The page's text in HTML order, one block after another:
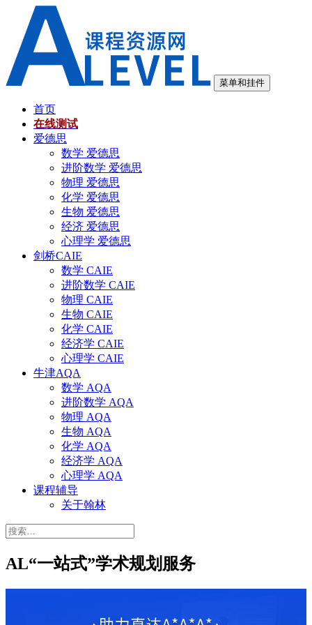
菜单和挂件
首页
在线测试
爱德思
数学 爱德思
进阶数学 爱德思
物理 爱德思
化学 爱德思
生物 爱德思
经济 爱德思
心理学 爱德思
剑桥CAIE
数学 CAIE
进阶数学 CAIE
物理 CAIE
生物 CAIE
化学 CAIE
经济学 CAIE
心理学 CAIE
牛津AQA
数学 AQA
进阶数学 AQA
物理 AQA
生物 AQA
化学 AQA
经济学 AQA
心理学 AQA
课程辅导
关于翰林
搜
AL“一站式”学术规划服务